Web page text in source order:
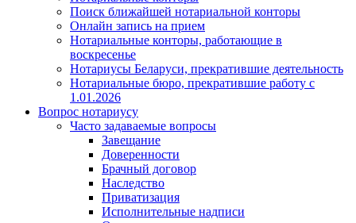
Поиск ближайшей нотариальной конторы
Онлайн запись на прием
Нотариальные конторы, работающие в
воскресенье
Нотариусы Беларуси, прекратившие деятельность
Нотариальные бюро, прекратившие работу с
1.01.2026
Вопрос нотариусу
Часто задаваемые вопросы
Завещание
Доверенности
Брачный договор
Наследство
Приватизация
Исполнительные надписи